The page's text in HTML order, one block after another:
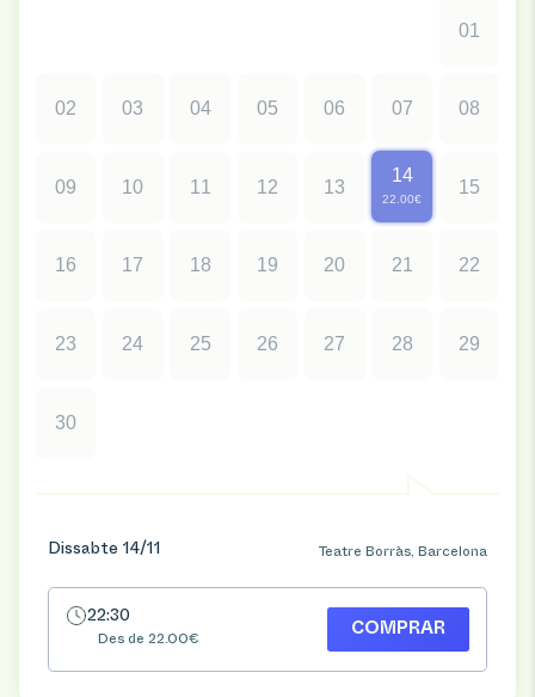
01
02 03 04 05 06 07 08
09 10 11 12 13
14
22.00€
15
16 17 18 19 20 21 22
23 24 25 26 27 28 29
30
Dissabte 14/11 Teatre Borràs, Barcelona
22:30
Des de 22.00€
COMPRAR